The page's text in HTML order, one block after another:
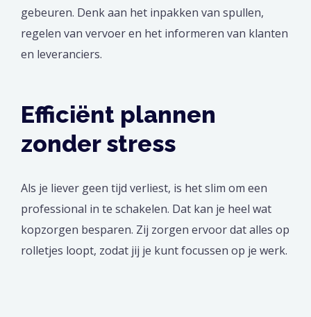
gebeuren. Denk aan het inpakken van spullen,
regelen van vervoer en het informeren van klanten
en leveranciers.
Efficiënt plannen
zonder stress
Als je liever geen tijd verliest, is het slim om een
professional in te schakelen. Dat kan je heel wat
kopzorgen besparen. Zij zorgen ervoor dat alles op
rolletjes loopt, zodat jij je kunt focussen op je werk.